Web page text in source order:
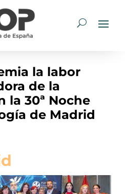
la labor
de la
la 30ª Noche
de Madrid